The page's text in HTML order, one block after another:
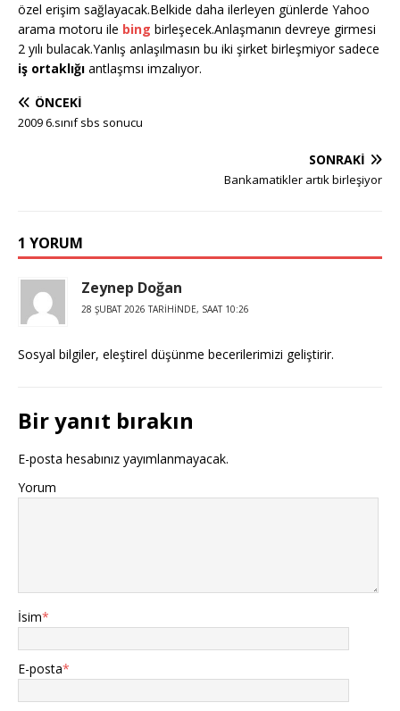
özel erişim sağlayacak.Belkide daha ilerleyen günlerde Yahoo
arama motoru ile bing birleşecek.Anlaşmanın devreye girmesi
2 yılı bulacak.Yanlış anlaşılmasın bu iki şirket birleşmiyor sadece
iş ortaklığı antlaşmsı imzalıyor.
ÖNCEKI
2009 6.sınıf sbs sonucu
SONRAKI
Bankamatikler artık birleşiyor
1 YORUM
Zeynep Doğan
28 ŞUBAT 2026 TARIHINDE, SAAT 10:26
Sosyal bilgiler, eleştirel düşünme becerilerimizi geliştirir.
Bir yanıt bırakın
E-posta hesabınız yayımlanmayacak.
Yorum
İsim*
E-posta*